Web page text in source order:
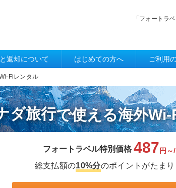
「フォートラ
返却について はじめての方へ ご利用
Fiレンタル
ダ旅行で使える海外
フォートラベル特別価格 487 円～
総支払額の10%分のポイントがたまり